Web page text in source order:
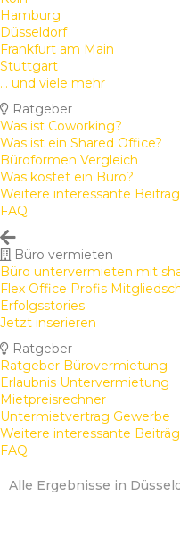
Hamburg
Düsseldorf
Frankfurt am Main
Stuttgart
... und viele mehr
Ratgeber
Was ist Coworking?
Was ist ein Shared Office?
Büroformen Vergleich
Was kostet ein Büro?
Weitere interessante
FAQ
Büro vermieten
Büro untervermieten mit
Flex Office Profis
Erfolgsstories
Jetzt inserieren
Ratgeber
Ratgeber Bürovermietung
Erlaubnis Untervermietung
Mietpreisrechner
Untermietvertrag Gewerbe
Weitere interessante
FAQ
Alle Ergebnisse in